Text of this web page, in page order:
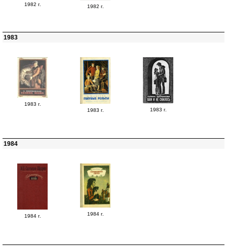
1982 г. 1982 г.
1983
1983 г.
1983 г.
1983 г.
1984
1984 г. 1984 г.